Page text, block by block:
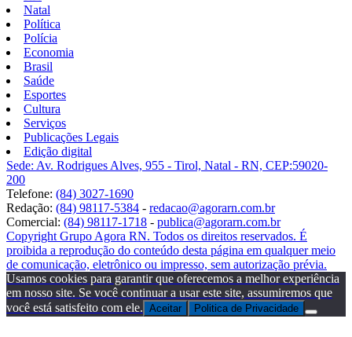
Natal
Política
Polícia
Economia
Brasil
Saúde
Esportes
Cultura
Serviços
Publicações Legais
Edição digital
Sede: Av. Rodrigues Alves, 955 - Tirol, Natal - RN, CEP:59020-
200
Telefone: (84) 3027-1690
Redação: (84) 98117-5384 - redacao@agorarn.com.br
Comercial: (84) 98117-1718 - publica@agorarn.com.br
Copyright Grupo Agora RN. Todos os direitos reservados. É
proibida a reprodução do conteúdo desta página em qualquer meio
de comunicação, eletrônico ou impresso, sem autorização prévia.
Usamos cookies para garantir que oferecemos a melhor experiência
em nosso site. Se você continuar a usar este site, assumiremos que
você está satisfeito com ele. Aceitar Politica de Privacidade